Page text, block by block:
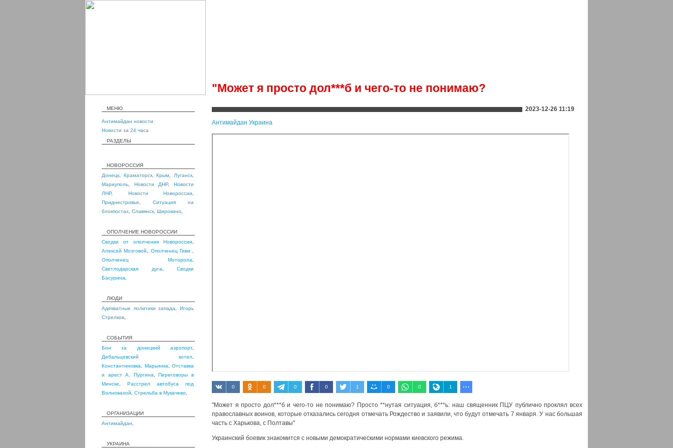
"Может я просто дол***б и чего-то не понимаю?
МЕНЮ
Антимайдан новости
Новости за 24 часа
РАЗДЕЛЫ
НОВОРОССИЯ
Донецк
Краматорск,Крым Луганск
Мариуполь
Новости ДНР,Новости
ЛНР, Новости Новороссии
Приднестровье
Ситуация на
блокпостах Славянск Широкино
ОПОЛЧЕНИЕ НОВОРОССИИ
Сводки от ополчения Новороссии
Алексей Мозговой
Ополченец Гиви
Ополченец Моторола
Светлодарская дуга
Сводки
Басурина
ЛЮДИ
Адекватные политики запада
,Игорь
Стрелков
СОБЫТИЯ
Бои за донецкий аэропорт,
Дебальцевский котел
Константиновка
Марьинка
Отставка
и арест А. Пургина ,Переговоры в
Минске
Расстрел автобуса под
Волновахой
Стрельба в Мукачево
ОРГАНИЗАЦИИ
Антимайдан
УКРАИНА
2023-12-26 11:19
Антимайдан Украина
0 0 0 0 1 0 0 1
"Может я просто дол***б и чего-то не понимаю? Просто **нутая ситуация, б***ь: наш священник ПЦУ публично проклял всех
православных воинов, которые отказались сегодня отмечать Рождество и заявили, что будут отмечать 7 января. У нас большая
часть с Харькова, с Полтавы"
Украинский боевик знакомится с новыми демократическими нормами киевского режима.